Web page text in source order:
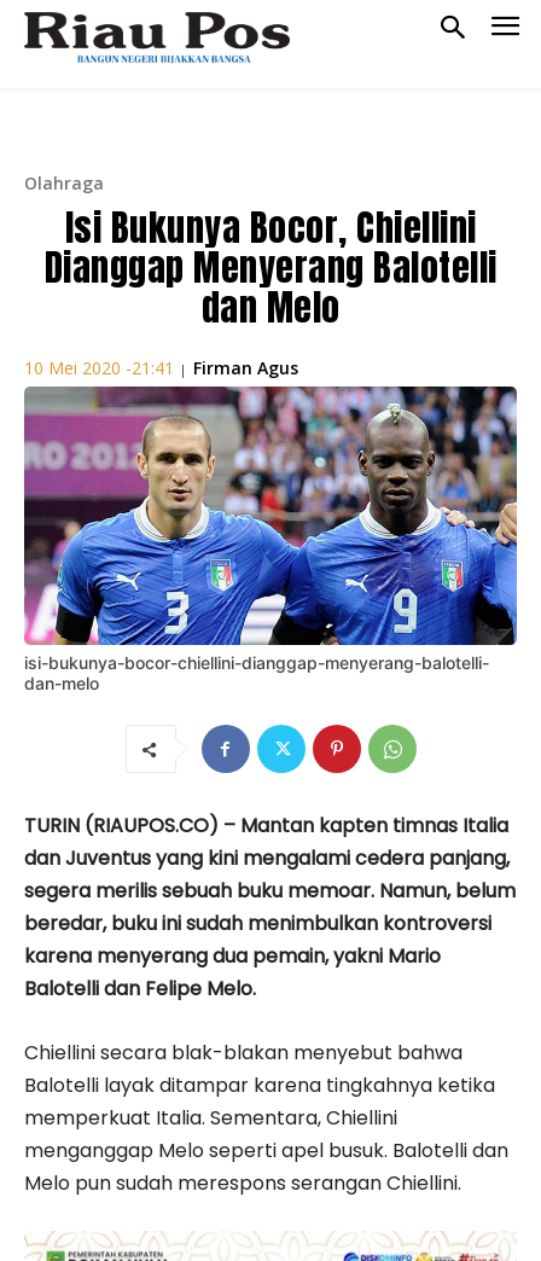
Olahraga
Isi Bukunya Bocor, Chiellini
Dianggap Menyerang Balotelli
dan Melo
10 Mei 2020 -21:41 | Firman Agus
isi-bukunya-bocor-chiellini-dianggap-menyerang-balotelli-
dan-melo
TURIN (RIAUPOS.CO) – Mantan kapten timnas Italia
dan Juventus yang kini mengalami cedera panjang,
segera merilis sebuah buku memoar. Namun, belum
beredar, buku ini sudah menimbulkan kontroversi
karena menyerang dua pemain, yakni Mario
Balotelli dan Felipe Melo.
Chiellini secara blak-blakan menyebut bahwa
Balotelli layak ditampar karena tingkahnya ketika
memperkuat Italia. Sementara, Chiellini
menganggap Melo seperti apel busuk. Balotelli dan
Melo pun sudah merespons serangan Chiellini.